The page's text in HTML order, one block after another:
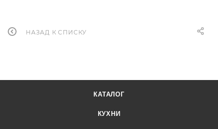
НАЗАД К СПИСКУ
КАТАЛОГ
КУХНИ